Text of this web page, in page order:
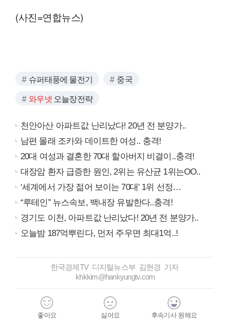
(사진=연합뉴스)
슈퍼태풍에 물전기 중국
와우넷 오늘장전략
천안아산 아파트값 난리났다! 20년 전 분양가..
남편 몰래 조카와 데이트한 여성.. 충격!
20대 여성과 결혼한 70대 할아버지 비결이..충격!
대장암 환자 급증한 원인, 2위는 유산균 1위는OO..
‘세계에서 가장 젊어 보이는 70대’ 1위 선정…
“루테인” 뉴스속보, 백내장 유발한다..충격!
경기도 이천, 아파트값 난리났다! 20년 전 분양가..
오늘밤 187억뿌린다, 먼저 주우면 최대1억..!
한국경제TV 디지털뉴스부 김현경 기자
khkkim@hankyungtv.com
좋아요
싫어요
후속기사 원해요